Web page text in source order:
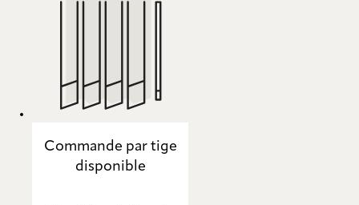
Commande par tige
disponible